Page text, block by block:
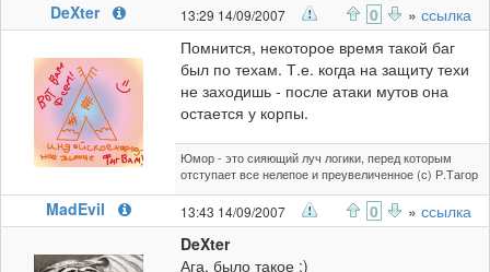
DeXter 13:29 14/09/2007 0 » ссылка
Помнится, некоторое время такой баг
был по техам. Т.е. когда на защиту техи
не заходишь - после атаки мутов она
остается у корпы.
Юмор - это сияющий луч логики, перед которым
отступает все нелепое и преувеличенное (с) Р.Тагор
MadEvil 13:43 14/09/2007 0 » ссылка
DeXter
Ага, было такое ;)